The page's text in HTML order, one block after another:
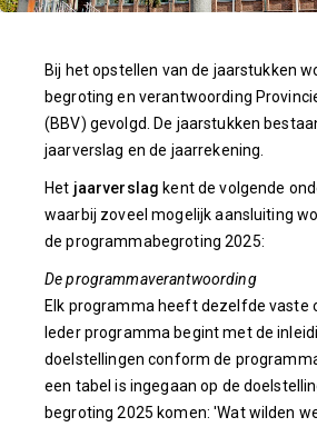
Bij het opstellen van de jaarstukken
begroting en verantwoording
(BBV) gevolgd. De jaarstukken
jaarverslag en de jaarrekening.
Het jaarverslag kent de volgende
waarbij zoveel mogelijk aansluiting
de programmabegroting 2025:
De programmaverantwoording
Elk programma heeft dezelfde vaste
Ieder programma begint met de
doelstellingen conform de
een tabel is ingegaan op de
begroting 2025 komen: 'Wat wilden